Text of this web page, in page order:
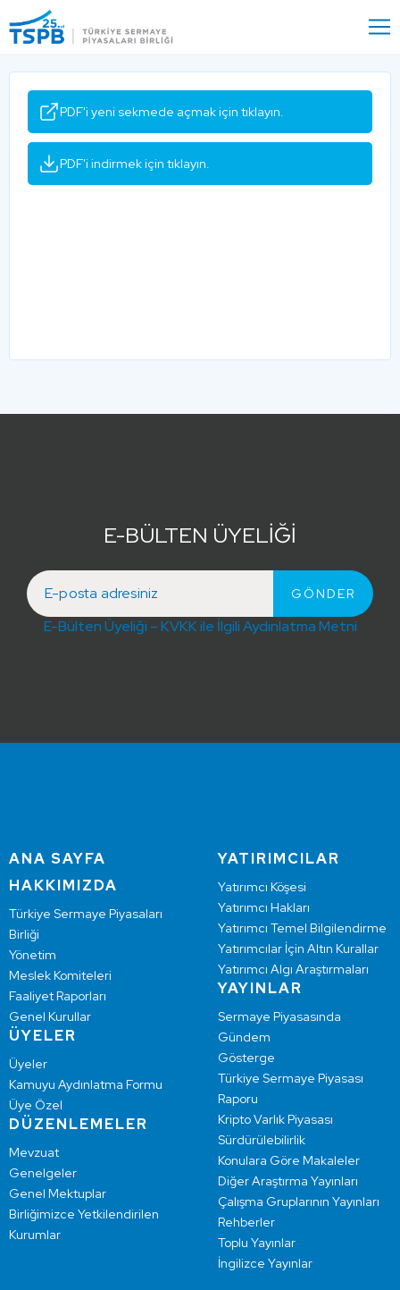
Close
PDF'i yeni sekmede açmak için tıklayın.
PDF'i indirmek için tıklayın.
E-BÜLTEN ÜYELİĞİ
E-Bülten Üyeliği – KVKK ile İlgili Aydınlatma Metni
ANA SAYFA
HAKKIMIZDA
Türkiye Sermaye Piyasaları
Birliği
Yönetim
Meslek Komiteleri
Faaliyet Raporları
Genel Kurullar
ÜYELER
Üyeler
Kamuyu Aydınlatma Formu
Üye Özel
DÜZENLEMELER
Mevzuat
Genelgeler
Genel Mektuplar
Birliğimizce Yetkilendirilen
Kurumlar
YATIRIMCILAR
Yatırımcı Köşesi
Yatırımcı Hakları
Yatırımcı Temel Bilgilendirme
Yatırımcılar İçin Altın Kurallar
Yatırımcı Algı Araştırmaları
YAYINLAR
Sermaye Piyasasında
Gündem
Gösterge
Türkiye Sermaye Piyasası
Raporu
Kripto Varlık Piyasası
Sürdürülebilirlik
Konulara Göre Makaleler
Diğer Araştırma Yayınları
Çalışma Gruplarının Yayınları
Rehberler
Toplu Yayınlar
İngilizce Yayınlar